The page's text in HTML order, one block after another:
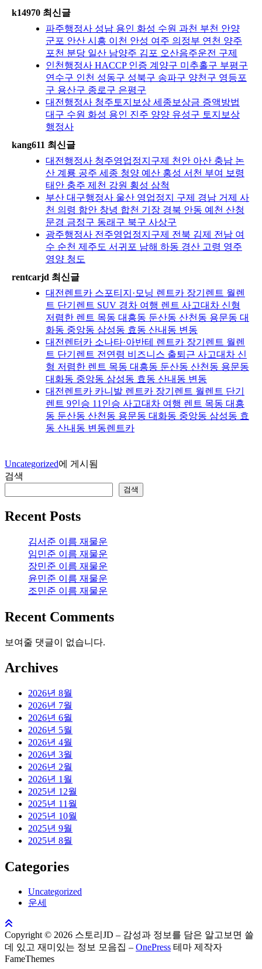
k14970 최신글
파주행정사 성남 용인 화성 수원 과천 부천 안양
군포 안산 시흥 이천 안성 여주 의정부 연천 양주
포천 분당 일산 남양주 김포 오산음주운전 구제
인천행정사 HACCP 인증 계양구 미추홀구 부평구
연수구 인천 성동구 성북구 송파구 양천구 영등포
구 용산구 종로구 은평구
대전행정사 청주토지보상 세종보상금 증액방법
대구 수원 화성 용인 진주 양양 유성구 토지보상
행정사
kang611 최신글
대전행정사 청주영업정지구제 천안 아산 충남 논
산 계룡 공주 세종 청양 예산 홍성 서천 부여 보령
태안 충주 제천 강원 횡성 삼척
부산 대구행정사 울산 영업정지 구제 경남 거제 사
천 의령 함안 창녕 합천 기장 경북 안동 예천 산청
문경 금정구 동래구 북구 사상구
광주행정사 전주영업정지구제 전북 김제 전남 여
수 순천 제주도 서귀포 남해 하동 경산 고령 영주
영양 청도
rentcarjd 최신글
대전렌트카 스포티지·모닝 렌트카 장기렌트 월렌
트 단기렌트 SUV 경차 여행 렌트 사고대차 신형
저렴한 렌트 목동 대흥동 둔산동 산천동 용문동 대
화동 중앙동 삼성동 효동 산내동 변동
대전렌터카 소나타·아반테 렌트카 장기렌트 월렌
트 단기렌트 전연령 비즈니스 출퇴근 사고대차 신
형 저렴한 렌트 목동 대흥동 둔산동 산천동 용문동
대화동 중앙동 삼성동 효동 산내동 변동
대전렌트카 카니발 렌트카 장기렌트 월렌트 단기
렌트 9인승 11인승 사고대차 여행 렌트 목동 대흥
동 둔산동 산천동 용문동 대화동 중앙동 삼성동 효
동 산내동 변동렌트카
Uncategorized에 게시됨
검색
검색
Recent Posts
김서준 이름 재물운
임민준 이름 재물운
장민준 이름 재물운
윤민준 이름 재물운
조민준 이름 재물운
Recent Comments
보여줄 댓글이 없습니다.
Archives
2026년 8월
2026년 7월
2026년 6월
2026년 5월
2026년 4월
2026년 3월
2026년 2월
2026년 1월
2025년 12월
2025년 11월
2025년 10월
2025년 9월
2025년 8월
Categories
Uncategorized
운세
Copyright © 2026 스토리JD – 감성과 정보를 담은 알고보면 쓸
데 있고 재미있는 정보 모음집 – OnePress 테마 제작자
FameThemes